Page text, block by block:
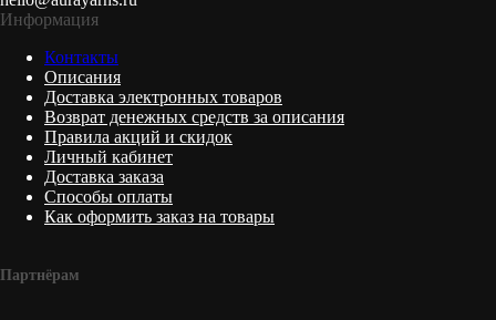
Информация
Контакты
Описания
Доставка электронных товаров
Возврат денежных средств за описания
Правила акций и скидок
Личный кабинет
Доставка заказа
Способы оплаты
Как оформить заказ на товары
Партнёрам